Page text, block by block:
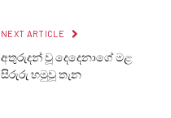
NEXT ARTICLE
අතුරුදන් වූ දෙදෙනාගේ මළ
සිරුරු හමුවූ තැන